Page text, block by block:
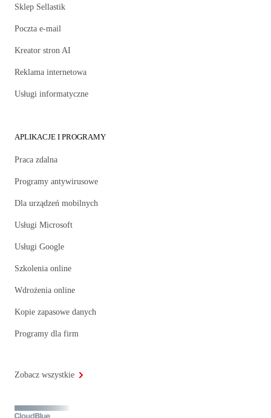
Sklep Sellastik
Poczta e-mail
Kreator stron AI
Reklama internetowa
Usługi informatyczne
APLIKACJE I PROGRAMY
Praca zdalna
Programy antywirusowe
Dla urządzeń mobilnych
Usługi Microsoft
Usługi Google
Szkolenia online
Wdrożenia online
Kopie zapasowe danych
Programy dla firm
Zobacz wszystkie